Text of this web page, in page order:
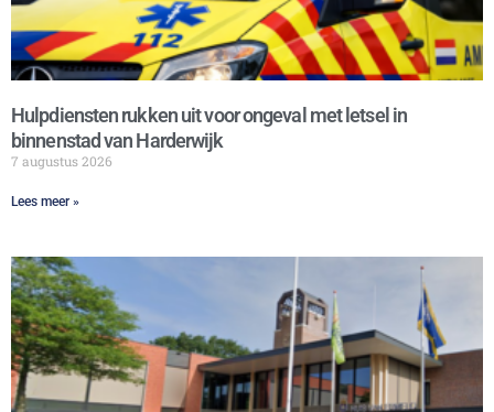
Hulpdiensten rukken uit voor ongeval met letsel in
binnenstad van Harderwijk
7 augustus 2026
Lees meer »